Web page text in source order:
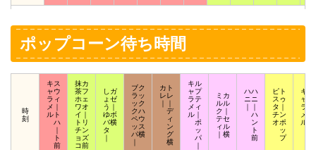
ポップコーン待ち時間
時
刻
キス
ャウ
ラィ
メ｜
ルト
ハ
｜
ト
前
抹カ
茶フ
ホェ
ワオ
イ｜
トリ
チン
ョズ
コ前
しガ
ょゼ
う｜
ゆボ
バ横
タ
｜
ブク
ラッ
ック
クハ
ペウ
ッス
パ横
｜
カト
レレ
｜｜
デ
ィ
ン
グ
横
キル
ャプ
ラテ
メィ
ル｜
ポ
ッ
パ
｜
ミカ
ルル
ク｜
テセ
ィル
｜横
ハハ
ニニ
｜｜
ハ
ン
ト
前
ピト
スゥ
タ｜
チン
オポ
ッ
プ
キポ
ャッ
ラプ
メア
ルロ